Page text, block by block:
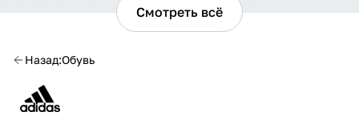
Смотреть всё
Назад Обувь